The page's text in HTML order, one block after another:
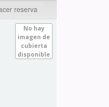
reserva
No hay
imagen de
cubierta
disponible